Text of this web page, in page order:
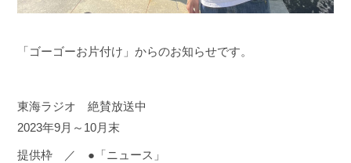
「ゴーゴーお片付け」からのお知らせです。
東海ラジオ 絶賛放送中
2023年9月～10月末
提供枠 ／ ●「ニュース」